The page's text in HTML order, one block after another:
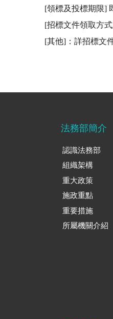
[領標及投標期限]
[招標文件領取方
[其他]：詳招標文
法務部簡介
認識法務部
組織架構
重大政策
施政重點
重要措施
所屬機關介紹